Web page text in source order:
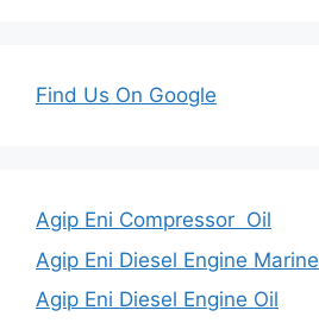
Find Us On Google
Agip Eni Compressor Oil
Agip Eni Diesel Engine Marine
Agip Eni Diesel Engine Oil